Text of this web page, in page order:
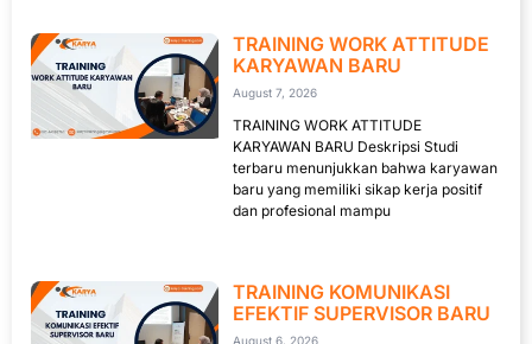
TRAINING WORK ATTITUDE
KARYAWAN BARU
August 7, 2026
TRAINING WORK ATTITUDE
KARYAWAN BARU Deskripsi Studi
terbaru menunjukkan bahwa karyawan
baru yang memiliki sikap kerja positif
dan profesional mampu
TRAINING KOMUNIKASI
EFEKTIF SUPERVISOR BARU
August 6, 2026